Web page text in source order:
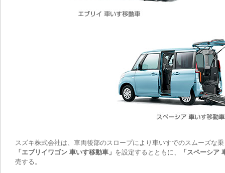
スズキ株式会社は、車両後部のスロープにより車いすでのスムーズな
「エブリイワゴン 車いす移動車」 を設定するとともに、
「スペーシア
売する。